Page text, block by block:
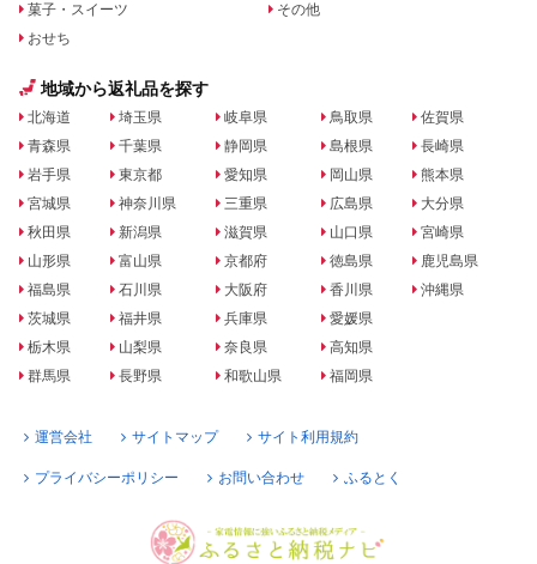
菓子・スイーツ
おせち
その他
地域から返礼品を探す
北海道
青森県
岩手県
宮城県
秋田県
山形県
福島県
茨城県
栃木県
群馬県
埼玉県
千葉県
東京都
神奈川県
新潟県
富山県
石川県
福井県
山梨県
長野県
岐阜県
静岡県
愛知県
三重県
滋賀県
京都府
大阪府
兵庫県
奈良県
和歌山県
鳥取県
島根県
岡山県
広島県
山口県
徳島県
香川県
愛媛県
高知県
福岡県
佐賀県
長崎県
熊本県
大分県
宮崎県
鹿児島県
沖縄県
運営会社 サイトマップ サイト利用規約
プライバシーポリシー お問い合わせ ふるとく